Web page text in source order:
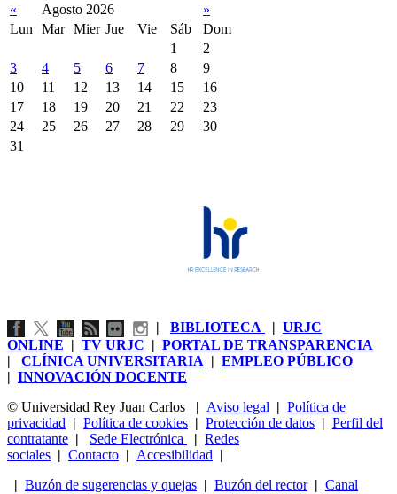
« Agosto 2026
»
Lun
Mar Mier Jue Vie Sáb
Dom
1
2
3
4 5 6 7 8
9
10
11 12 13 14 15
16
17
18 19 20 21 22
23
24
25 26 27 28 29
30
31
| BIBLIOTECA | URJC
ONLINE | TV URJC | PORTAL DE TRANSPARENCIA
| CLÍNICA UNIVERSITARIA | EMPLEO PÚBLICO
| INNOVACIÓN DOCENTE
© Universidad Rey Juan Carlos
| Aviso legal | Política de
privacidad | Política de cookies | Protección de datos | Perfil del
contratante | Sede Electrónica | Redes
sociales | Contacto | Accesibilidad |
| Buzón de sugerencias y quejas | Buzón del rector| Canal